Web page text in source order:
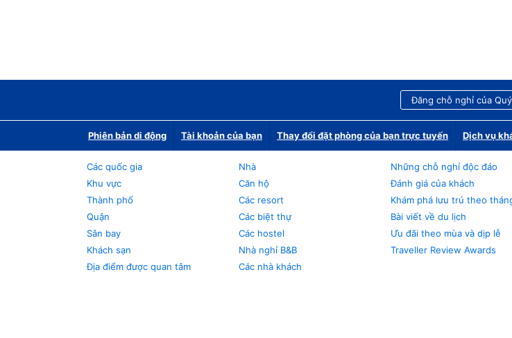
Đăng chỗ nghỉ của
Phiên bản di động Tài khoản của bạn Thay đổi đặt phòng của bạn trực tuyến Dịch vụ
Các quốc gia
Khu vực
Thành phố
Quận
Sân bay
Khách sạn
Địa điểm được quan tâm
Nhà
Căn hộ
Các resort
Các biệt thự
Các hostel
Nhà nghỉ B&B
Các nhà khách
Những chỗ nghỉ độc đáo
Đánh giá của khách
Khám phá lưu trú theo
Bài viết về du lịch
Ưu đãi theo mùa và dịp lễ
Traveller Review Awards